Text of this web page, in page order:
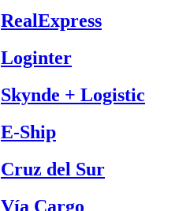
RealExpress
Loginter
Skynde + Logistic
E-Ship
Cruz del Sur
Vía Cargo